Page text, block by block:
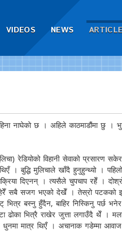
VIDEOS NEWS
नाघेको छ । अहिले काठमाडौंमा छु ।
रेडियोको विहानी सेवाको प्रसारण
। बुद्धि मुलिचाले खाँदै हुनुहुन्थ्यो ।
दिएनन् । त्यसैले चुपचाप रहेँ ।
हेरेँ सबै सजग भएको देखेँ । तेस्रो पटकको
बस्नु हुँदैन, बाहिर निस्किनु पर्छ
ढोका भित्रै राखेर जुत्ता लगाउँदै थेँ ।
धुनमा मात्र थिएँ । अचानाक गडेम्मा